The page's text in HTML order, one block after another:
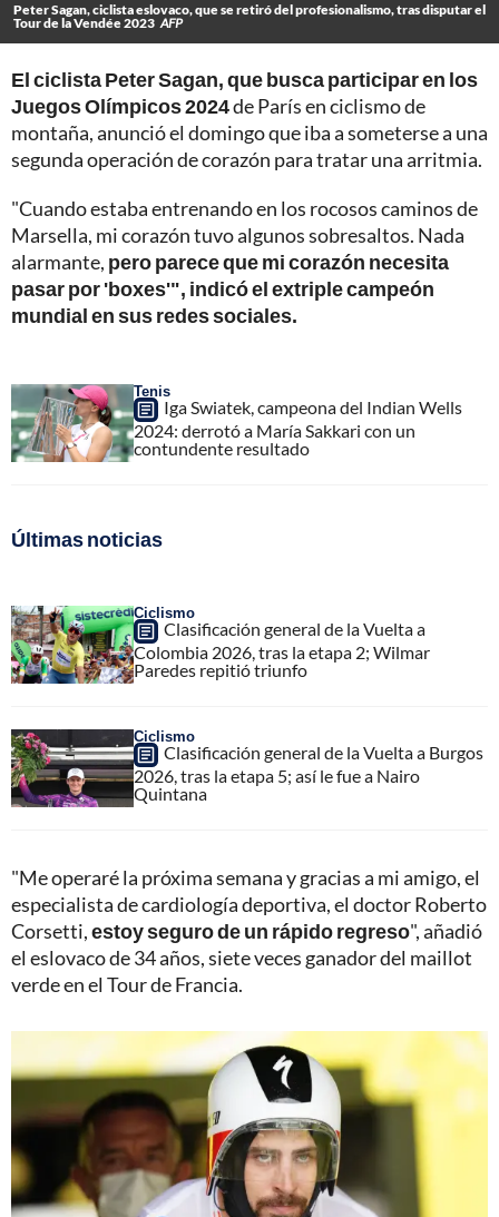
Peter Sagan, ciclista eslovaco, que se retiró del profesionalismo, tras disputar el
Tour de la Vendée 2023 AFP
El ciclista Peter Sagan, que busca participar en los
Juegos Olímpicos 2024de París en ciclismo de
montaña, anunció el domingo que iba a someterse a una
segunda operación de corazón para tratar una arritmia.
"Cuando estaba entrenando en los rocosos caminos de
Marsella, mi corazón tuvo algunos sobresaltos. Nada
alarmante, pero parece que mi corazón necesita
pasar por 'boxes'", indicó el extriple campeón
mundial en sus redes sociales.
Tenis
Iga Swiatek, campeona del Indian Wells
2024: derrotó a María Sakkari con un
contundente resultado
Últimas noticias
Ciclismo
Clasificación general de la Vuelta a
Colombia 2026, tras la etapa 2; Wilmar
Paredes repitió triunfo
Ciclismo
Clasificación general de la Vuelta a Burgos
2026, tras la etapa 5; así le fue a Nairo
Quintana
"Me operaré la próxima semana y gracias a mi amigo, el
especialista de cardiología deportiva, el doctor Roberto
Corsetti,estoy seguro de un rápido regreso", añadió
el eslovaco de 34 años, siete veces ganador del maillot
verde en el Tour de Francia.